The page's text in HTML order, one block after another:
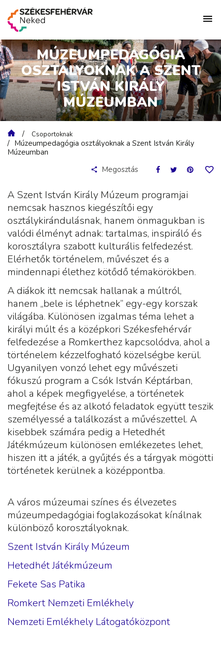
MÚZEUMPEDAGÓGIA
OSZTÁLYOKNAK A SZENT
ISTVÁN KIRÁLY
MÚZEUMBAN
Csoportoknak
Múzeumpedagógia osztályoknak a Szent István Király
Múzeumban
Megosztás
A Szent István Király Múzeum programjai
nemcsak hasznos kiegészítői egy
osztálykirándulásnak, hanem önmagukban is
valódi élményt adnak: tartalmas, inspiráló és
korosztályra szabott kulturális felfedezést.
Elérhetők történelem, művészet és a
mindennapi élethez kötődő témakörökben.
A diákok itt nemcsak hallanak a múltról,
hanem „bele is léphetnek” egy-egy korszak
világába. Különösen izgalmas téma lehet a
királyi múlt és a középkori Székesfehérvár
felfedezése a Romkerthez kapcsolódva, ahol a
történelem kézzelfogható közelségbe kerül.
Ugyanilyen vonzó lehet egy művészeti
fókuszú program a Csók István Képtárban,
ahol a képek megfigyelése, a történetek
megfejtése és az alkotó feladatok együtt teszik
személyessé a találkozást a művészettel. A
kisebbek számára pedig a Hetedhét
Játékmúzeum különösen emlékezetes lehet,
hiszen itt a játék, a gyűjtés és a tárgyak mögötti
történetek kerülnek a középpontba.
A város múzeumai színes és élvezetes
múzeumpedagógiai foglakozásokat kínálnak
különböző korosztályoknak.
Szent István Király Múzeum
Hetedhét Játékmúzeum
Fekete Sas Patika
Romkert Nemzeti Emlékhely
Nemzeti Emlékhely Látogatóközpont